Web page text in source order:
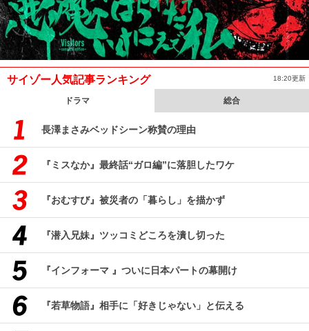
サイゾー人気記事ランキング 18:20更新
ドラマ 総合
長澤まさみベッドシーン称賛の理由
『ミスなか』最終話“ガロ編”に落胆したワケ
『おむすび』被災者の「暮らし」を描かず
『潜入兄妹』ツッコミどころを潰し切った
『インフォーマ 』ついに日本パートの幕開け
『若草物語』相手に「好きじゃない」と伝える